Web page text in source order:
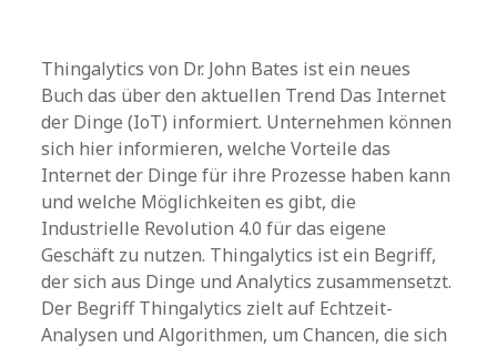
Thingalytics von Dr. John Bates ist ein neues
Buch das über den aktuellen Trend Das Internet
der Dinge (IoT) informiert. Unternehmen können
sich hier informieren, welche Vorteile das
Internet der Dinge für ihre Prozesse haben kann
und welche Möglichkeiten es gibt, die
Industrielle Revolution 4.0 für das eigene
Geschäft zu nutzen. Thingalytics ist ein Begriff,
der sich aus Dinge und Analytics zusammensetzt.
Der Begriff Thingalytics zielt auf Echtzeit-
Analysen und Algorithmen, um Chancen, die sich